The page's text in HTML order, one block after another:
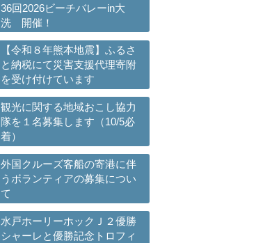
36回2026ビーチバレーin大
洗 開催！
【令和８年熊本地震】ふるさ
と納税にて災害支援代理寄附
を受け付けています
観光に関する地域おこし協力
隊を１名募集します（10/5必
着）
外国クルーズ客船の寄港に伴
うボランティアの募集につい
て
水戸ホーリーホックＪ２優勝
シャーレと優勝記念トロフィ